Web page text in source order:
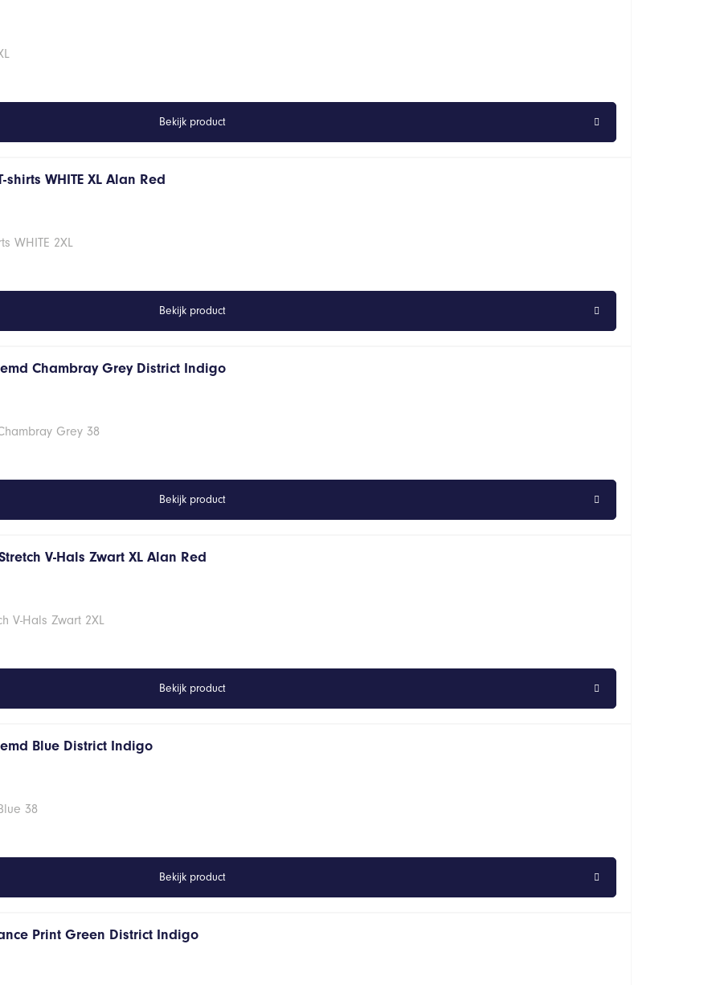
Bekijk product
WHITE XL Alan Red
WHITE 2XL
Bekijk product
Chambray Grey District Indigo
Grey 38
Bekijk product
V-Hals Zwart XL Alan Red
V-Hals Zwart 2XL
Bekijk product
Blue District Indigo
38
Bekijk product
Print Green District Indigo